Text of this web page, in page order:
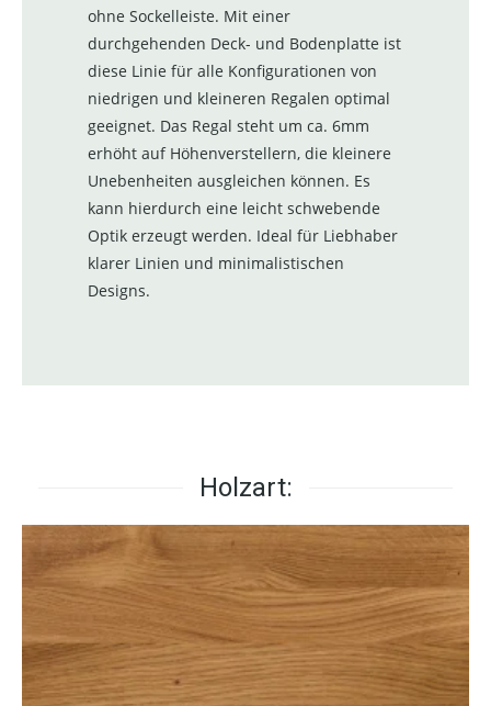
ohne Sockelleiste. Mit einer
durchgehenden Deck- und Bodenplatte ist
diese Linie für alle Konfigurationen von
niedrigen und kleineren Regalen optimal
geeignet. Das Regal steht um ca. 6mm
erhöht auf Höhenverstellern, die kleinere
Unebenheiten ausgleichen können. Es
kann hierdurch eine leicht schwebende
Optik erzeugt werden. Ideal für Liebhaber
klarer Linien und minimalistischen
Designs.
Holzart: